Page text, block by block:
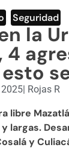
SECTION
Seguridad
la
4
| Rojas R
libre
largas.
y